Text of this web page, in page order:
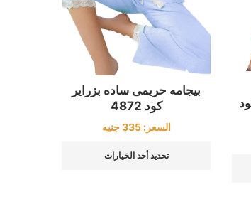
بيجامه حريمى ساده بزراير
كود 4872
السعر:335 جنيه
تحديد أحد الخيارات